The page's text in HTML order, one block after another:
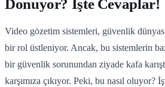
Donuyor? İşte Cevaplar!
Video gözetim sistemleri, güvenlik
bir rol üstleniyor. Ancak, bu sistemlerin
bir güvenlik sorunundan ziyade kafa
karşımıza çıkıyor. Peki, bu nasıl oluyor?